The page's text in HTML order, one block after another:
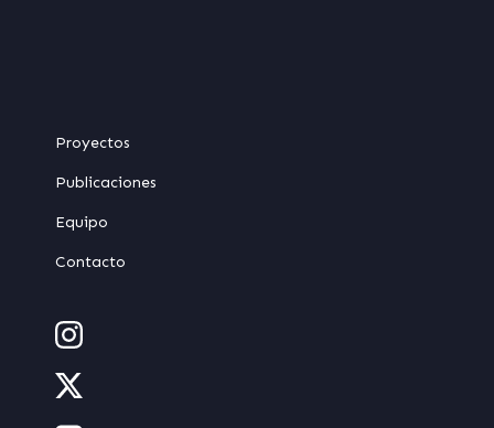
Proyectos
Publicaciones
Equipo
Contacto